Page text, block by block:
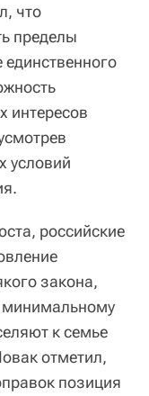
что
пределы
интересов
условий
российские
закона,
минимальному
к семье
отметил,
позиция